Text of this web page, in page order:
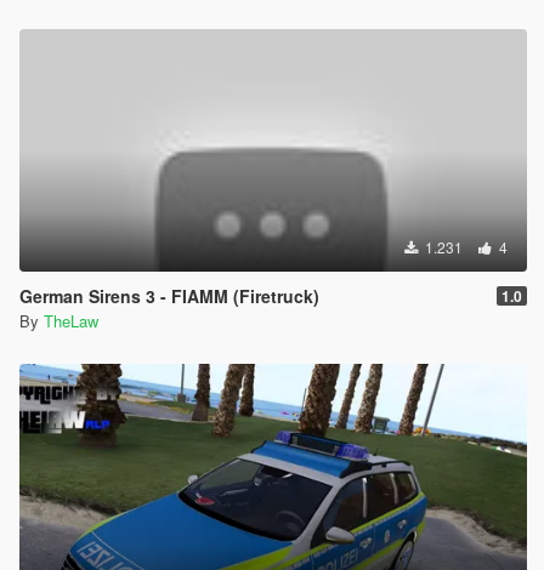
1.231 4
German Sirens 3 - FIAMM (Firetruck) 1.0
By TheLaw